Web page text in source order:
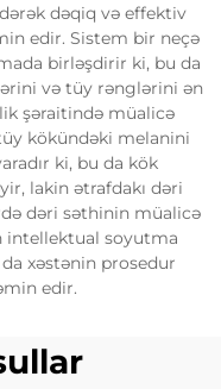
dəqiq və effektiv
edir. Sistem bir neçə
birləşdirir ki, bu da
və tüy rənglərini ən
şəraitində müalicə
kökündəki melanini
ki, bu da kök
lakin ətrafdakı dəri
dəri səthinin müalicə
intellektual soyutma
xəstənin prosedur
edir.